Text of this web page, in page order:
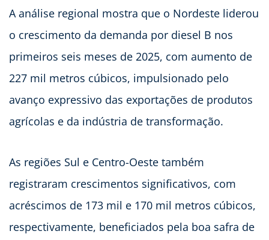
A análise regional mostra que o Nordeste liderou
o crescimento da demanda por diesel B nos
primeiros seis meses de 2025, com aumento de
227 mil metros cúbicos, impulsionado pelo
avanço expressivo das exportações de produtos
agrícolas e da indústria de transformação.
As regiões Sul e Centro-Oeste também
registraram crescimentos significativos, com
acréscimos de 173 mil e 170 mil metros cúbicos,
respectivamente, beneficiados pela boa safra de